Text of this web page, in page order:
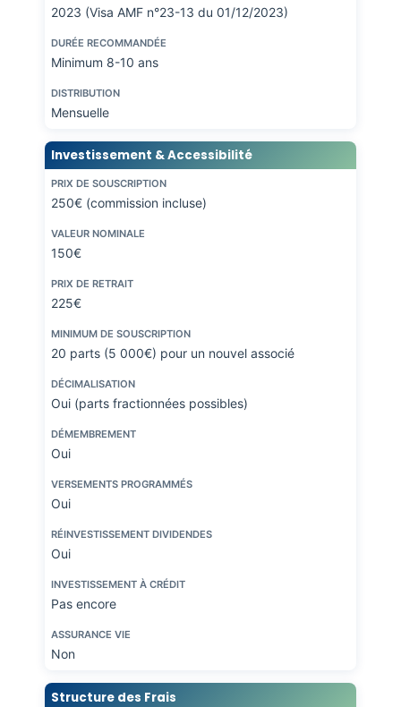
2023 (Visa AMF n°23-13 du 01/12/2023)
DURÉE RECOMMANDÉE
Minimum 8-10 ans
DISTRIBUTION
Mensuelle
Investissement & Accessibilité
PRIX DE SOUSCRIPTION
250€ (commission incluse)
VALEUR NOMINALE
150€
PRIX DE RETRAIT
225€
MINIMUM DE SOUSCRIPTION
20 parts (5 000€) pour un nouvel associé
DÉCIMALISATION
Oui (parts fractionnées possibles)
DÉMEMBREMENT
Oui
VERSEMENTS PROGRAMMÉS
Oui
RÉINVESTISSEMENT DIVIDENDES
Oui
INVESTISSEMENT À CRÉDIT
Pas encore
ASSURANCE VIE
Non
Structure des Frais